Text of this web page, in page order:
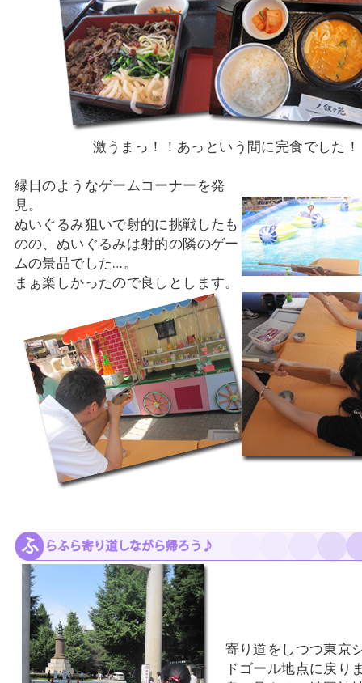
激うまっ！！あっという間に完食でした！
縁日のようなゲームコーナーを発
見。
ぬいぐるみ狙いで射的に挑戦したも
のの、ぬいぐるみは射的の隣のゲー
ムの景品でした…。
まぁ楽しかったので良しとします。
寄り道をしつつ東京
ドゴール地点に戻り